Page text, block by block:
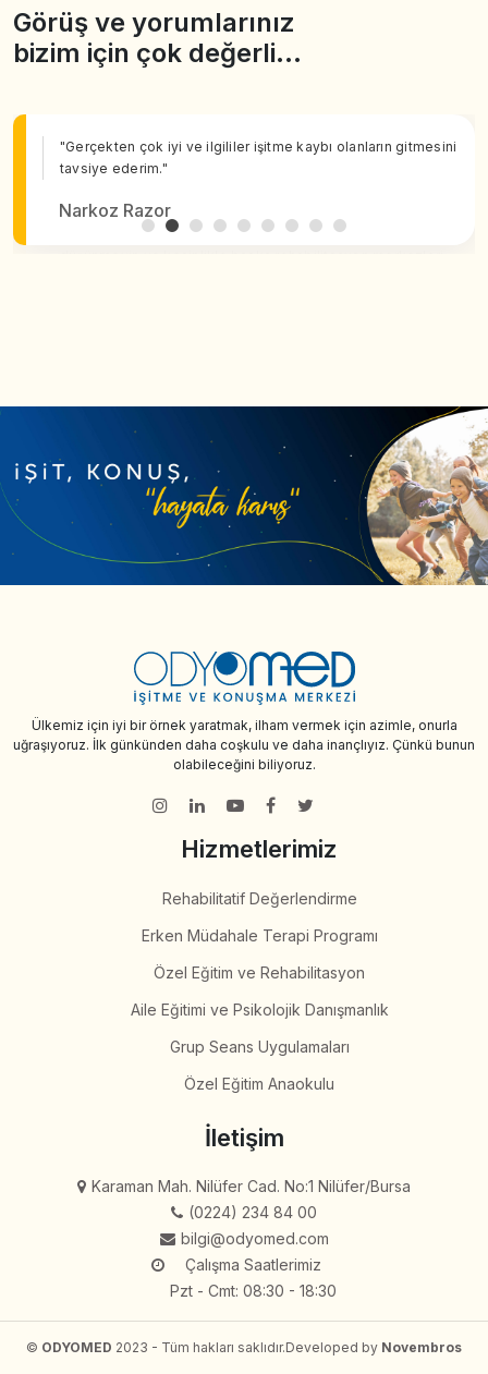
Görüş ve yorumlarınız
bizim için çok değerli…
"Gerçekten çok iyi ve ilgililer işitme kaybı olanların gitmesini
tavsiye ederim."
Narkoz Razor
Ülkemiz için iyi bir örnek yaratmak, ilham vermek için azimle, onurla
uğraşıyoruz. İlk günkünden daha coşkulu ve daha inançlıyız. Çünkü bunun
olabileceğini biliyoruz.
Hizmetlerimiz
Rehabilitatif Değerlendirme
Erken Müdahale Terapi Programı
Özel Eğitim ve Rehabilitasyon
Aile Eğitimi ve Psikolojik Danışmanlık
Grup Seans Uygulamaları
Özel Eğitim Anaokulu
İletişim
Karaman Mah. Nilüfer Cad. No:1 Nilüfer/Bursa
(0224) 234 84 00
bilgi@odyomed.com
Çalışma Saatlerimiz
Pzt - Cmt: 08:30 - 18:30
© ODYOMED 2023 - Tüm hakları saklıdır. Developed by Novembros